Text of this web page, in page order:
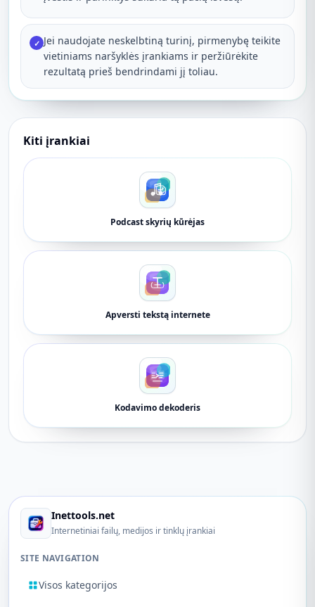
✓ Jei naudojate neskelbtiną turinį, pirmenybę teikite
vietiniams naršyklės įrankiams ir peržiūrėkite
rezultatą prieš bendrindami jį toliau.
Kiti įrankiai
Podcast skyrių kūrėjas
Apversti tekstą internete
Kodavimo dekoderis
Inettools.net
Internetiniai failų, medijos ir tinklų įrankiai
SITE NAVIGATION
Visos kategorijos